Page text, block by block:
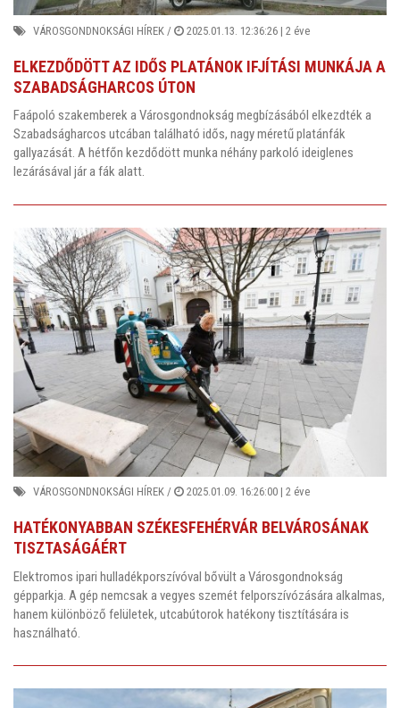
VÁROSGONDNOKSÁGI HÍREK / 2025.01.13. 12:36:26 | 2 éve
ELKEZDŐDÖTT AZ IDŐS PLATÁNOK IFJÍTÁSI MUNKÁJA A
SZABADSÁGHARCOS ÚTON
Faápoló szakemberek a Városgondnokság megbízásából elkezdték a
Szabadságharcos utcában található idős, nagy méretű platánfák
gallyazását. A hétfőn kezdődött munka néhány parkoló ideiglenes
lezárásával jár a fák alatt.
VÁROSGONDNOKSÁGI HÍREK / 2025.01.09. 16:26:00 | 2 éve
HATÉKONYABBAN SZÉKESFEHÉRVÁR BELVÁROSÁNAK
TISZTASÁGÁÉRT
Elektromos ipari hulladékporszívóval bővült a Városgondnokság
gépparkja. A gép nemcsak a vegyes szemét felporszívózására alkalmas,
hanem különböző felületek, utcabútorok hatékony tisztítására is
használható.